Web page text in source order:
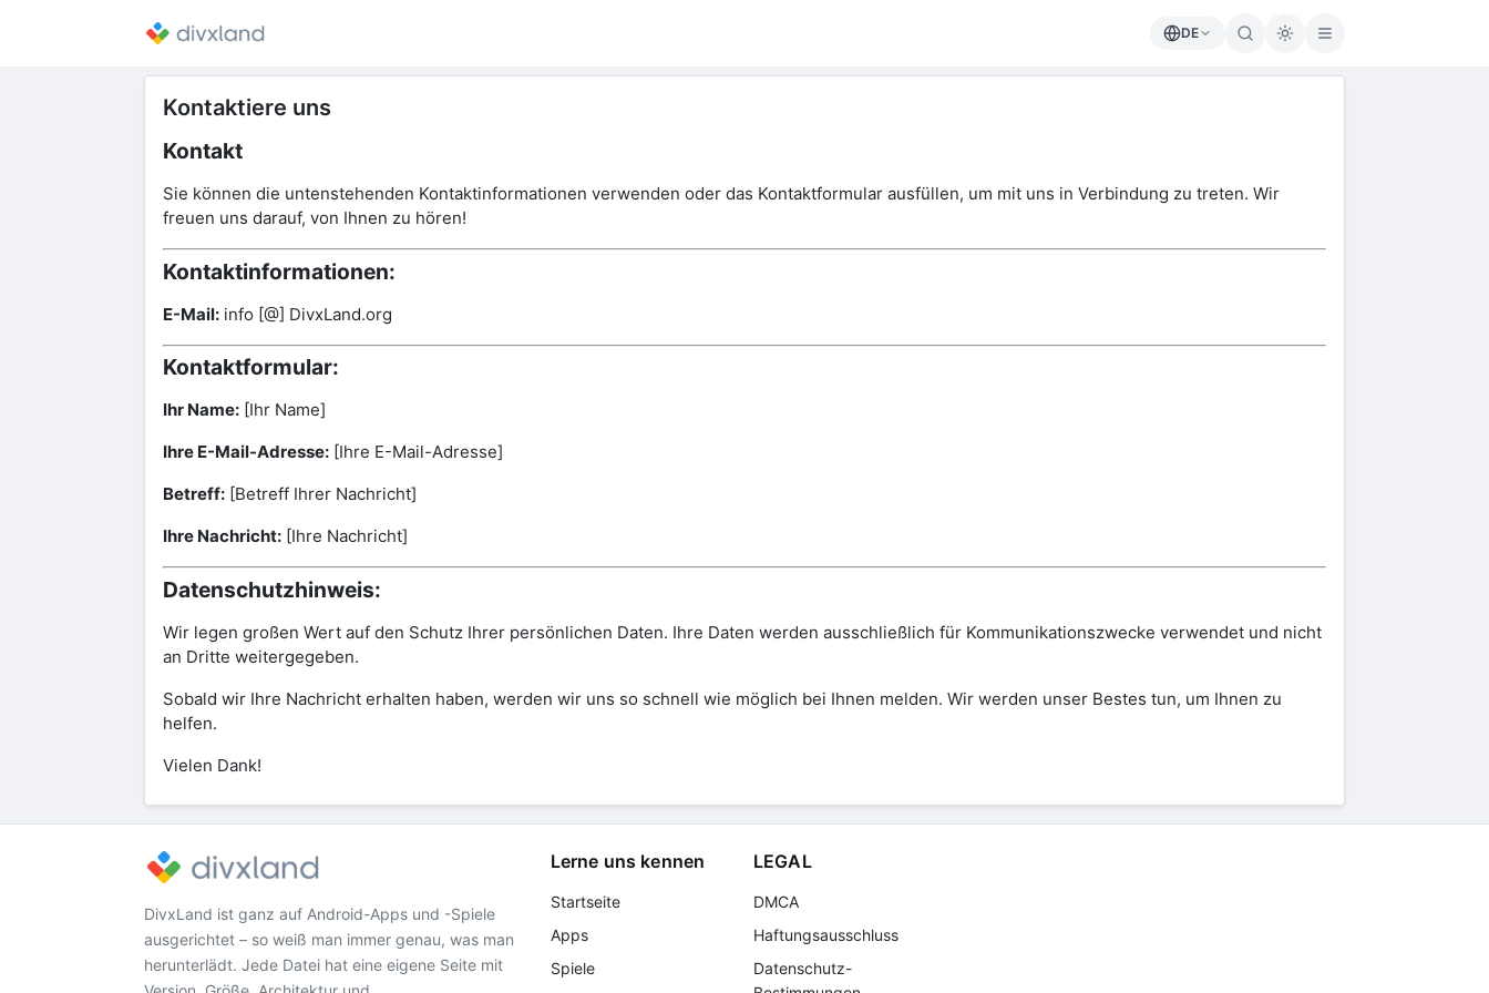
DE
Kontaktiere uns
Kontakt
Sie können die untenstehenden Kontaktinformationen verwenden oder das Kontaktformular ausfüllen, um mit uns in Verbindung zu treten. Wir
freuen uns darauf, von Ihnen zu hören!
Kontaktinformationen:
E-Mail: info [@] DivxLand.org
Kontaktformular:
Ihr Name: [Ihr Name]
Ihre E-Mail-Adresse: [Ihre E-Mail-Adresse]
Betreff: [Betreff Ihrer Nachricht]
Ihre Nachricht: [Ihre Nachricht]
Datenschutzhinweis:
Wir legen großen Wert auf den Schutz Ihrer persönlichen Daten. Ihre Daten werden ausschließlich für Kommunikationszwecke verwendet und nicht
an Dritte weitergegeben.
Sobald wir Ihre Nachricht erhalten haben, werden wir uns so schnell wie möglich bei Ihnen melden. Wir werden unser Bestes tun, um Ihnen zu
helfen.
Vielen Dank!
DivxLand ist ganz auf Android-Apps und -Spiele
ausgerichtet – so weiß man immer genau, was man
herunterlädt. Jede Datei hat eine eigene Seite mit
Lerne uns kennen
Startseite
Apps
Spiele
LEGAL
DMCA
Haftungsausschluss
Datenschutz-